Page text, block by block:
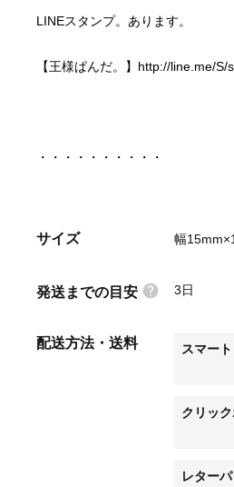
【王様ぱんだ。】 http://line.me/S/
サイズ 幅
発送までの目安 3日
配送方法・送料 スマー
クリッ
レター